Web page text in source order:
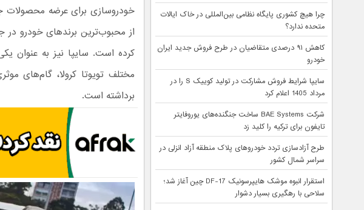
خودروسازی برای عرضه محصولات
از محبوب‌ترین برندهای خودرو
کرده است. سایپا نیز به عنوان
مختلف تویوتا کرولا، گام‌های
برداشته است.
چرا هیچ کشوری پایگاه نظامی بین‌المللی در خاک ایالات
متحده ندارد؟
کاهش ۹۱ درصدی متقاضیان در طرح فروش جدید ایران
خودرو
سایپا شرایط فروش مشارکت در تولید کوییک S را در
مرداد 1405 اعلام کرد
شرکت BAE Systems ساخت جنگنده‌های یوروفایتر
تایفون برای ترکیه را کلید زد
طرح آزادسازی تردد خودروهای پلاک منطقه آزاد انزلی در
سراسر شمال کشور
استقرار انبوه موشک هایپرسونیک DF-17 چین آغاز شد؛
سلاحی با رهگیری بسیار دشوار